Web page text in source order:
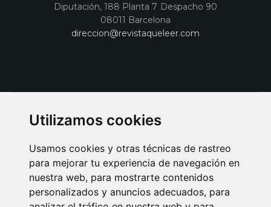
Utilizamos cookies
Usamos cookies y otras técnicas de rastreo
para mejorar tu experiencia de navegación en
nuestra web, para mostrarte contenidos
personalizados y anuncios adecuados, para
Diputación, 188 Planta 7 Despacho 90
08011 Barcelona
direccion@revistaqueleer.com